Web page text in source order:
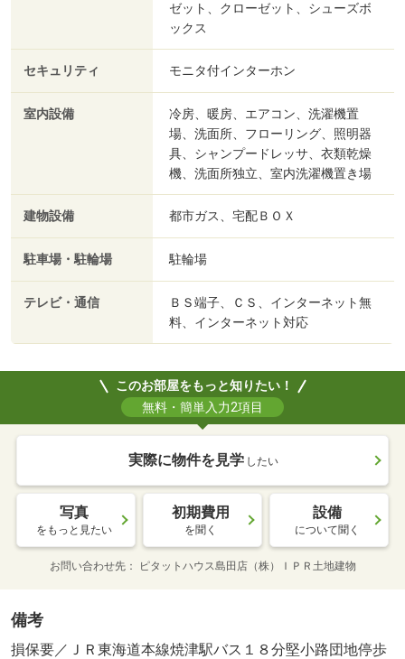
ゼット、クローゼット、シューズボ
ックス
セキュリティ モニタ付インターホン
室内設備
冷房、暖房、エアコン、洗濯機置
場、洗面所、フローリング、照明器
具、シャンプードレッサ、衣類乾燥
機、洗面所独立、室内洗濯機置き場
建物設備 都市ガス、宅配ＢＯＸ
駐車場・駐輪場 駐輪場
テレビ・通信
ＢＳ端子、ＣＳ、インターネット無
料、インターネット対応
このお部屋をもっと知りたい！
無料・簡単入力2項目
実際に物件を見学 したい
写真
をもっと見たい
初期費用
を聞く
設備
について聞く
お問い合わせ先 ピタットハウス島田店（株）ＩＰＲ土地建物
備考
損保要／ＪＲ東海道本線焼津駅バス１８分堅小路団地停歩